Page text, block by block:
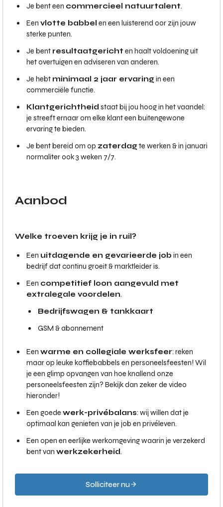
Je bent een commercieel natuurtalent.
Een vlotte babbel en een luisterend oor zijn jouw
sterke punten.
Je bent resultaatgericht en haalt voldoening uit
het overtuigen en adviseren van anderen.
Je hebt minimaal 2 jaar ervaring in een
commerciële functie.
Klantgerichtheid staat bij jou hoog in het vaandel:
je streeft ernaar om elke klant een buitengewone
ervaring te bieden.
Je bent bereid om op zaterdag te werken & in januari
normaliter ook 3 weken 7/7.
Aanbod
Welke troeven krijg je in ruil?
Een uitdagende en gevarieerde job in een
bedrijf dat continu groeit & marktleider is.
Een competitief loon aangevuld met
extralegale voordelen.
Bedrijfswagen & tankkaart
GSM & abonnement
Een warme en collegiale werksfeer: reken
maar op leuke koffiebabbels en personeelsfeesten! Wil
je een glimp opvangen van hoe knallend onze
personeelsfeesten zijn? Bekijk dan zeker de video
hieronder!
Een goede werk-privébalans: wij willen dat je
optimaal kan genieten van je job en privéleven.
Een open en eerlijke werkomgeving waarin je verzekerd
bent van werkzekerheid.
Solliciteer nu